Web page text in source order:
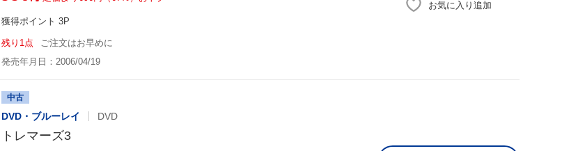
獲得ポイント 3P
残り1点
ご注文はお早めに
発売年月日：2006/04/19
お気に入り追加
中古
DVD・ブルーレイ DVD
トレマーズ3